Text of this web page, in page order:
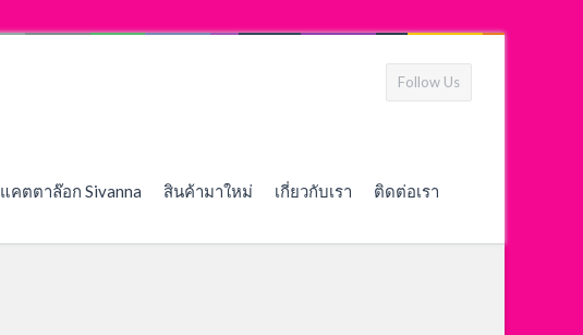
Follow Us
แคตตาล๊อก Sivanna สินค้ามาใหม่ เกี่ยวกับเรา ติดต่อเรา